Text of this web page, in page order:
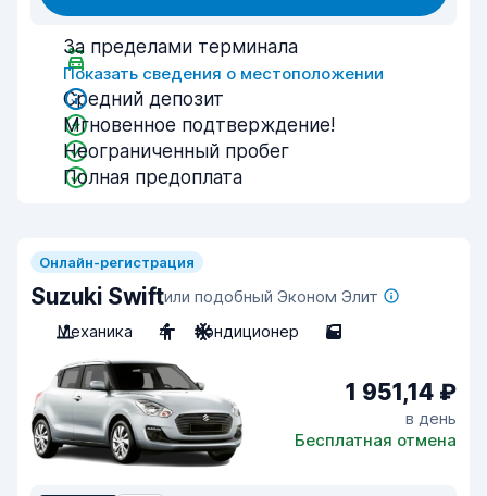
За пределами терминала
Показать сведения о местоположении
Средний депозит
Мгновенное подтверждение!
Неограниченный пробег
Полная предоплата
Онлайн-регистрация
Suzuki Swiftили подобный Эконом Элит
Механика
4 Кондиционер 5
1 951,14 ₽
в день
Бесплатная отмена